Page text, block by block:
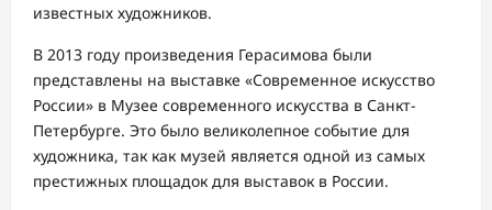
известных художников.
В 2013 году произведения Герасимова были
представлены на выставке «Современное искусство
России» в Музее современного искусства в Санкт-
Петербурге. Это было великолепное событие для
художника, так как музей является одной из самых
престижных площадок для выставок в России.